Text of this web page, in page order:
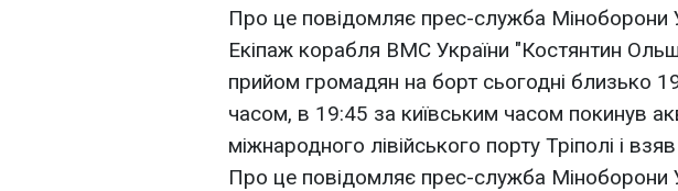
Про це повідомляє прес-служба Міноборони
Екіпаж корабля ВМС України "Костянтин
прийом громадян на борт сьогодні близько
часом, в 19:45 за київським часом покинув
міжнародного лівійського порту Тріполі і
Про це повідомляє прес-служба Міноборони